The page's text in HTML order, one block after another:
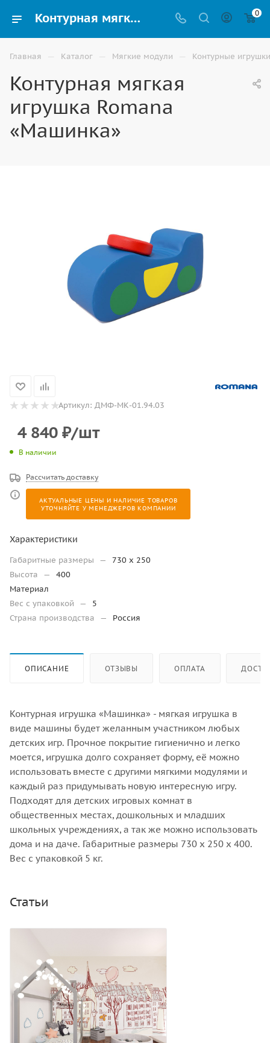
Контурная мягкая игрушка Romana «Машинка» разных форм и размеров купить в Волгограде 0
Главная — Каталог — Мягкие модули — Контурные игрушки
Контурная мягкая
игрушка Romana
«Машинка»
Артикул: ДМФ-МК-01.94.03
4 840 ₽/шт
В наличии
Рассчитать доставку
АКТУАЛЬНЫЕ ЦЕНЫ И НАЛИЧИЕ ТОВАРОВ
УТОЧНЯЙТЕ У МЕНЕДЖЕРОВ КОМПАНИИ
Характеристики
Габаритные размеры —
730 х 250
Высота
—
400
Материал
Вес с упаковкой
—
5
Страна производства
— Россия
ОПИСАНИЕ ОТЗЫВЫ ОПЛАТА
Контурная игрушка «Машинка» - мягкая игрушка в
виде машины будет желанным участником любых
детских игр. Прочное покрытие гигиенично и легко
моется, игрушка долго сохраняет форму, её можно
использовать вместе с другими мягкими модулями и
каждый раз придумывать новую интересную игру.
Подходят для детских игровых комнат в
общественных местах, дошкольных и младших
школьных учреждениях, а так же можно использовать
дома и на даче. Габаритные размеры 730 х 250 х 400.
Вес с упаковкой 5 кг.
Статьи